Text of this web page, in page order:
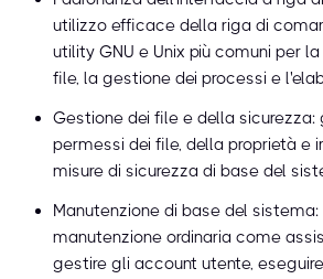
utilizzo efficace della riga di
utility GNU e Unix più comuni per
file, la gestione dei processi e
Gestione dei file e della sicurezza:
permessi dei file, della proprietà e
misure di sicurezza di base del
Manutenzione di base del
manutenzione ordinaria come
gestire gli account utente,